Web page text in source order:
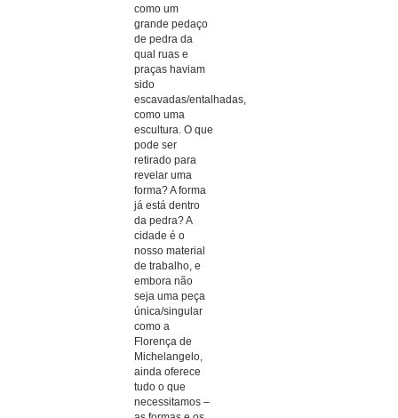
como um
grande pedaço
de pedra da
qual ruas e
praças haviam
sido
escavadas/entalhadas,
como uma
escultura. O que
pode ser
retirado para
revelar uma
forma? A forma
já está dentro
da pedra? A
cidade é o
nosso material
de trabalho, e
embora não
seja uma peça
única/singular
como a
Florença de
Michelangelo,
ainda oferece
tudo o que
necessitamos –